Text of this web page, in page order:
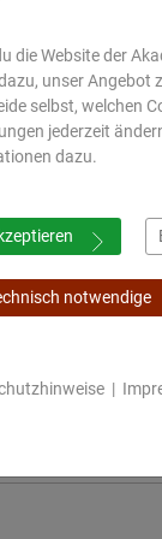
Dermatitis,
Husten
vihara)
die Website der
unser Angebot
selbst, welchen
jederzeit
dazu.
notwendige
|